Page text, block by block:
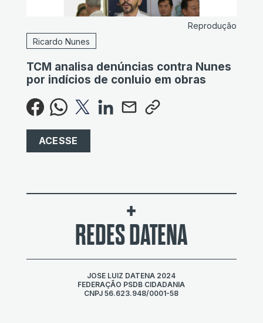
Reprodução
Ricardo Nunes
TCM analisa denúncias contra Nunes
por indícios de conluio em obras
ACESSE
+
REDES DATENA
JOSE LUIZ DATENA 2024
FEDERAÇÃO PSDB CIDADANIA
CNPJ 56.623.948/0001-58